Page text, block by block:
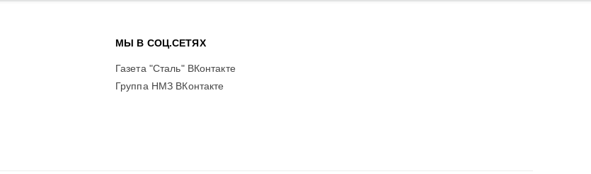
МЫ В СОЦ.СЕТЯХ
Газета "Сталь" ВКонтакте
Группа НМЗ ВКонтакте